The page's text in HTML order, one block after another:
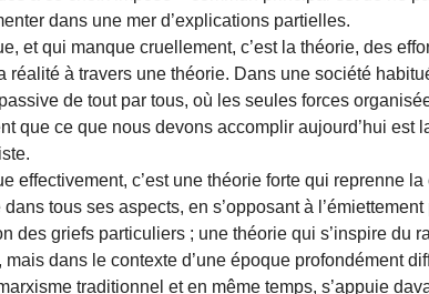
dans une mer d’explications partielles.
et qui manque cruellement, c’est la théorie, des
réalité à travers une théorie. Dans une société
passive de tout par tous, où les seules forces
que ce que nous devons accomplir aujourd’hui est
effectivement, c’est une théorie forte qui reprenne
tous ses aspects, en s’opposant à
des griefs particuliers ; une théorie qui s’inspire du
dans le contexte d’une époque profondément
traditionnel et en même temps, s’appuie